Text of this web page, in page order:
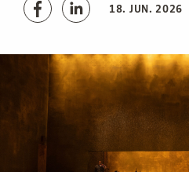
18. JUN. 2026